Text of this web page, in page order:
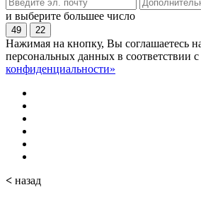
и выберите большее число
49 22
Нажимая на кнопку, Вы соглашаетесь
персональных данных в соответствии с
конфиденциальности»
< назад